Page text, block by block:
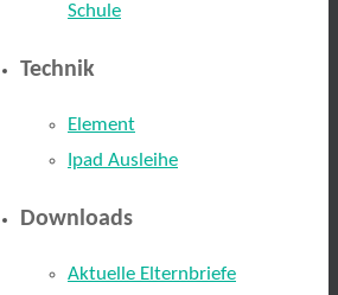
Schule
Technik
Element
Ipad Ausleihe
Downloads
Aktuelle Elternbriefe